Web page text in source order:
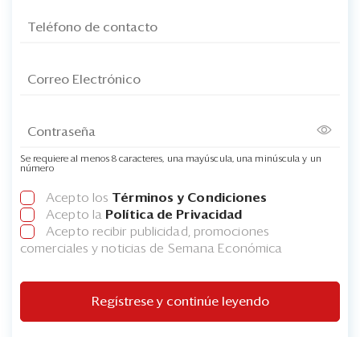
Se requiere al menos 8 caracteres, una mayúscula, una minúscula y un
número
Acepto los Términos y Condiciones
Acepto la Política de Privacidad
Acepto recibir publicidad, promociones
comerciales y noticias de Semana Económica
Regístrese y continúe leyendo